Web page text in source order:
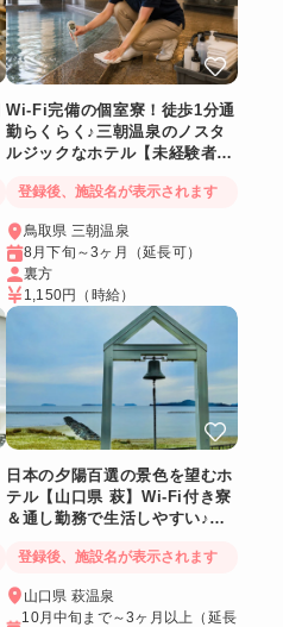
Wi-Fi完備の個室寮！徒歩1分通
勤らくらく♪三朝温泉のノスタ
ルジックなホテル【未経験者
登録後、施設名が表示されます
鳥取県 三朝温泉
8月下旬～3ヶ月（延長可）
裏方
1,150円
（時給）
日本の夕陽百選の景色を望むホ
テル【山口県 萩】Wi-Fi付き寮
＆通し勤務で生活しやすい♪絶
登録後、施設名が表示されます
山口県 萩温泉
10月中旬まで～3ヶ月以上（延長